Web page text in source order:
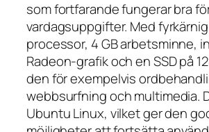
som fortfarande fungerar bra
vardagsuppgifter. Med
processor, 4 GB arbetsminne,
Radeon-grafik och en SSD på
den för exempelvis
webbsurfning och multimedia.
Ubuntu Linux, vilket ger den